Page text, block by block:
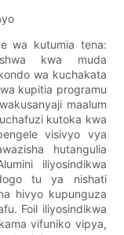
wa kutumia tena:
kwa muda
wa kuchakata
kupitia programu
maalum
kutoka kwa
visivyo vya
hutangulia
iliyosindikwa
tu ya nishati
hivyo kupunguza
Foil iliyosindikwa
vifuniko vipya,